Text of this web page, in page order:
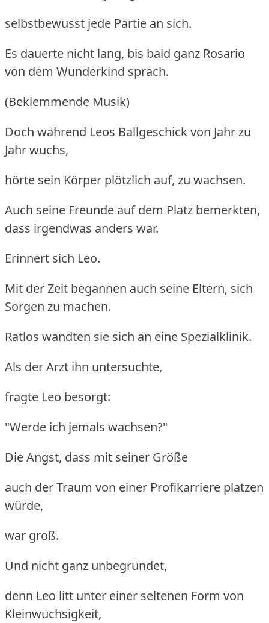
selbstbewusst jede Partie an sich.
Es dauerte nicht lang, bis bald ganz Rosario
von dem Wunderkind sprach.
(Beklemmende Musik)
Doch während Leos Ballgeschick von Jahr zu
Jahr wuchs,
hörte sein Körper plötzlich auf, zu wachsen.
Auch seine Freunde auf dem Platz bemerkten,
dass irgendwas anders war.
Erinnert sich Leo.
Mit der Zeit begannen auch seine Eltern, sich
Sorgen zu machen.
Ratlos wandten sie sich an eine Spezialklinik.
Als der Arzt ihn untersuchte,
fragte Leo besorgt:
"Werde ich jemals wachsen?"
Die Angst, dass mit seiner Größe
auch der Traum von einer Profikarriere platzen
würde,
war groß.
Und nicht ganz unbegründet,
denn Leo litt unter einer seltenen Form von
Kleinwüchsigkeit,